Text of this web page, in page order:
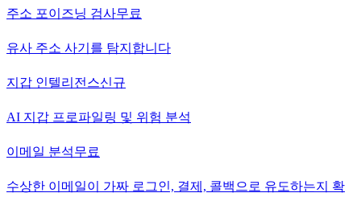
주소 포이즈닝 검사무료
유사 주소 사기를 탐지합니다
지갑 인텔리전스신규
AI 지갑 프로파일링 및 위험 분석
이메일 분석무료
수상한 이메일이 가짜 로그인, 결제, 콜백으로 유도하는지 확